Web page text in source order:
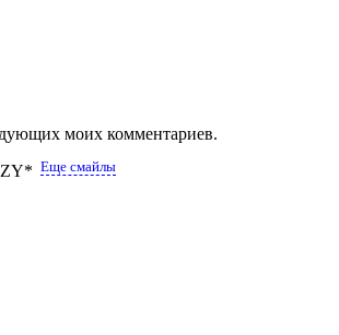
моих комментариев.
Еще смайлы